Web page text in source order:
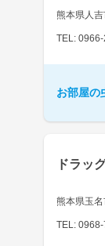
熊本県人吉
TEL:
お部屋の
ドラッ
熊本県玉
TEL: 0968-